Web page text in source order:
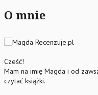
O mnie
Cześć!
Mam na imię Magda i od
czytać książki.